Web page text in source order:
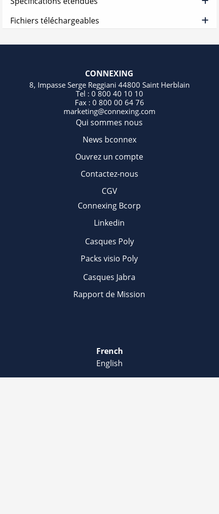
Fichiers téléchargeables
CONNEXING
8, Impasse Serge Reggiani 44800 Saint Herblain
Tel : 0 800 40 10 10
Fax : 0 800 00 64 76
marketing@connexing.com
Qui sommes nous
News bconnex
Ouvrez un compte
Contactez-nous
CGV
Connexing Bcorp
Linkedin
Casques Poly
Packs visio Poly
Casques Jabra
Rapport de Mission
French
English